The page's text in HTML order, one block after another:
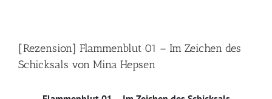
grösseres
Bild
[Rezension] Flammenblut 01 – Im Zeichen des
Schicksals von Mina Hepsen